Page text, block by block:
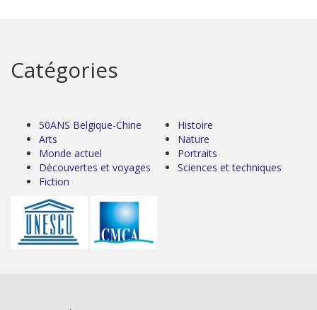
Catégories
50ANS Belgique-Chine
Arts
Monde actuel
Découvertes et voyages
Fiction
Histoire
Nature
Portraits
Sciences et techniques